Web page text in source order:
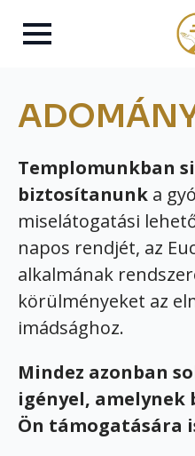
Templomunkban
biztosítanunk a
miselátogatási
napos rendjét, az
alkalmának
körülményeket az
imádsághoz.
Mindez azonban
igényel, amelynek
Ön támogatására